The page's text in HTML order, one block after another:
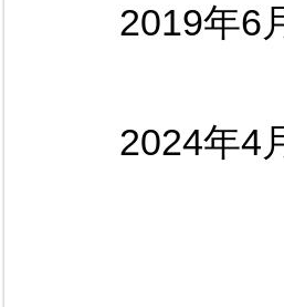
2019年6
2024年4